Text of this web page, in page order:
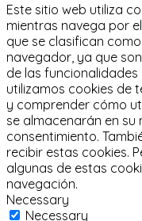
Este sitio web utiliza
mientras navega por
que se clasifican
navegador, ya que
de las
utilizamos cookies de
y comprender cómo
se almacenarán en
consentimiento.
recibir estas cookies.
algunas de estas
navegación.
Necessary
Necessary